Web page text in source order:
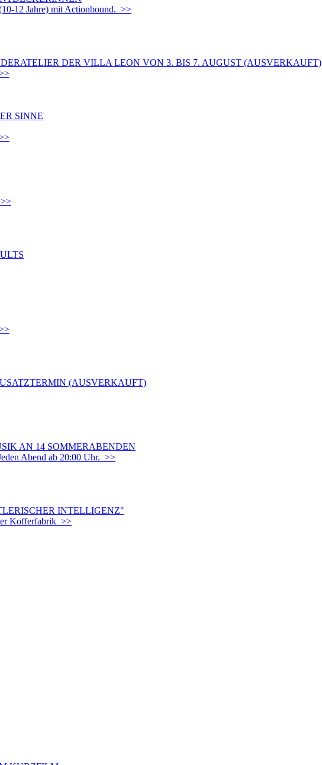
12 Jahre) mit Actionbound. >>
DER VILLA LEON VON 3. BIS 7. AUGUST (AUSVERKAUFT)
SINNE
(AUSVERKAUFT)
AN 14 SOMMERABENDEN
Abend ab 20:00 Uhr. >>
INTELLIGENZ"
Kofferfabrik >>